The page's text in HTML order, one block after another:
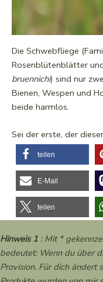
Die Schwebfliege
Rosenblütenblätter
bruennichi) sind nur
Bienen, Wespen und
beide harmlos.
Sei der erste, der
teilen
E-Mail
teilen
Hinweis 1 : Mit *
bedeutet: Wenn du über
Provision. Für dich ändert